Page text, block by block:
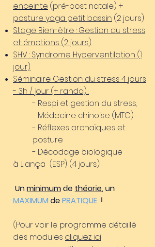
enceinte (pré-post natale) +
posture yoga petit bassin (2 jours)
Stage Bien-être : Gestion du stress
et émotions (2 jours)
SHV : Syndrome Hyperventilation (1
jour)
Séminaire Gestion du stress 4 jours
- 3h / jour (+ rando) :
- Respi et gestion du stress,
- Médecine chinoise (MTC)
- Réflexes archaïques et
posture
- Décodage biologique
à Llança (ESP) (4 jours)
Unminimumde théorie, un
MAXIMUM dePRATIQUE !!!
(Pour voir le programme détaillé
des modules cliquez ici